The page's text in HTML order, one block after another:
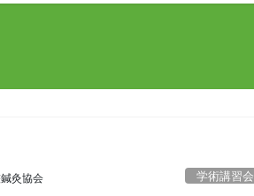
灸協会 学術講習会